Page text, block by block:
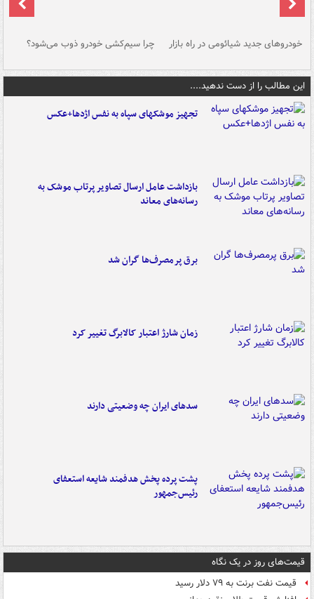
خودروهای جدید شیائومی در راه بازار چرا سیم‌کشی خودرو ذوب می‌شود؟
این مطالب را از دست ندهید....
تجهیز موشکهای سپاه به نفس اژدها+عکس
بازداشت عامل ارسال تصاویر پرتاب موشک به
رسانه‌های معاند
برق پرمصرف‌ها گران شد
زمان شارژ اعتبار کالابرگ تغییر کرد
سدهای ایران چه وضعیتی دارند
پشت پرده پخش هدفمند شایعه استعفای
رئیس‌جمهور
قیمت‌های روز در یک نگاه
قیمت نفت برنت به ۷۹ دلار رسید